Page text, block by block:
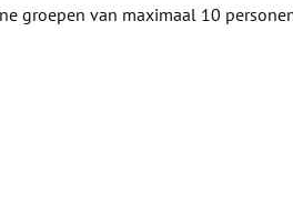
groepen van maximaal 10